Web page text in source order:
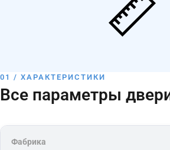
01 / ХАРАКТЕРИСТИКИ
Все параметры
Фабрика